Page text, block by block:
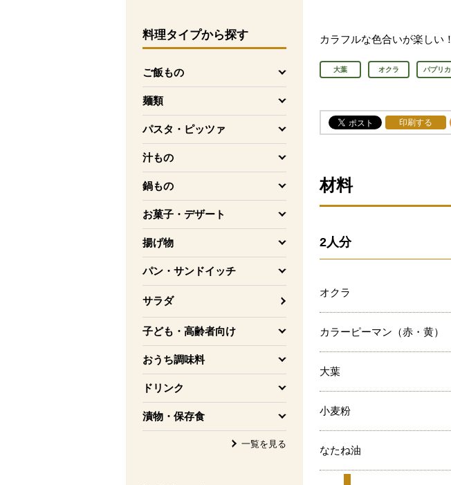
料理タイプから探す
ご飯もの
を開く
麺類
を開く
パスタ・ピッツァ
を開く
汁もの
を開く
鍋もの
を開く
お菓子・デザート
を開く
揚げ物
を開く
パン・サンドイッチ
を開く
サラダ
子ども・高齢者向け
を開く
おうち調味料
を開く
ドリンク
を開く
漬物・保存食
を開く
一覧を見る
カラフルな色合いが楽しい！
大葉 オクラ パプリカ
印刷する
材料
2人分
オクラ
カラーピーマン（赤・黄）
大葉
小麦粉
なたね油